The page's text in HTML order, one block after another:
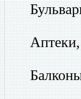
Аптеки,
Балконы,